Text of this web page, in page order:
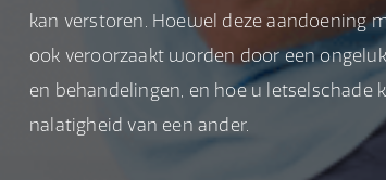
kan verstoren. Hoewel deze aandoening
ook veroorzaakt worden door een
en behandelingen, en hoe u
nalatigheid van een ander.